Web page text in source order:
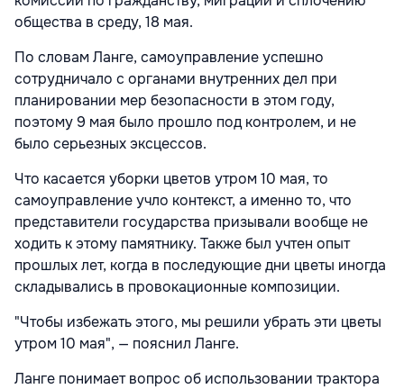
общества в среду, 18 мая.
По словам Ланге, самоуправление успешно
сотрудничало с органами внутренних дел при
планировании мер безопасности в этом году,
поэтому 9 мая было прошло под контролем, и не
было серьезных эксцессов.
Что касается уборки цветов утром 10 мая, то
самоуправление учло контекст, а именно то, что
представители государства призывали вообще не
ходить к этому памятнику. Также был учтен опыт
прошлых лет, когда в последующие дни цветы иногда
складывались в провокационные композиции.
"Чтобы избежать этого, мы решили убрать эти цветы
утром 10 мая", — пояснил Ланге.
Ланге понимает вопрос об использовании трактора